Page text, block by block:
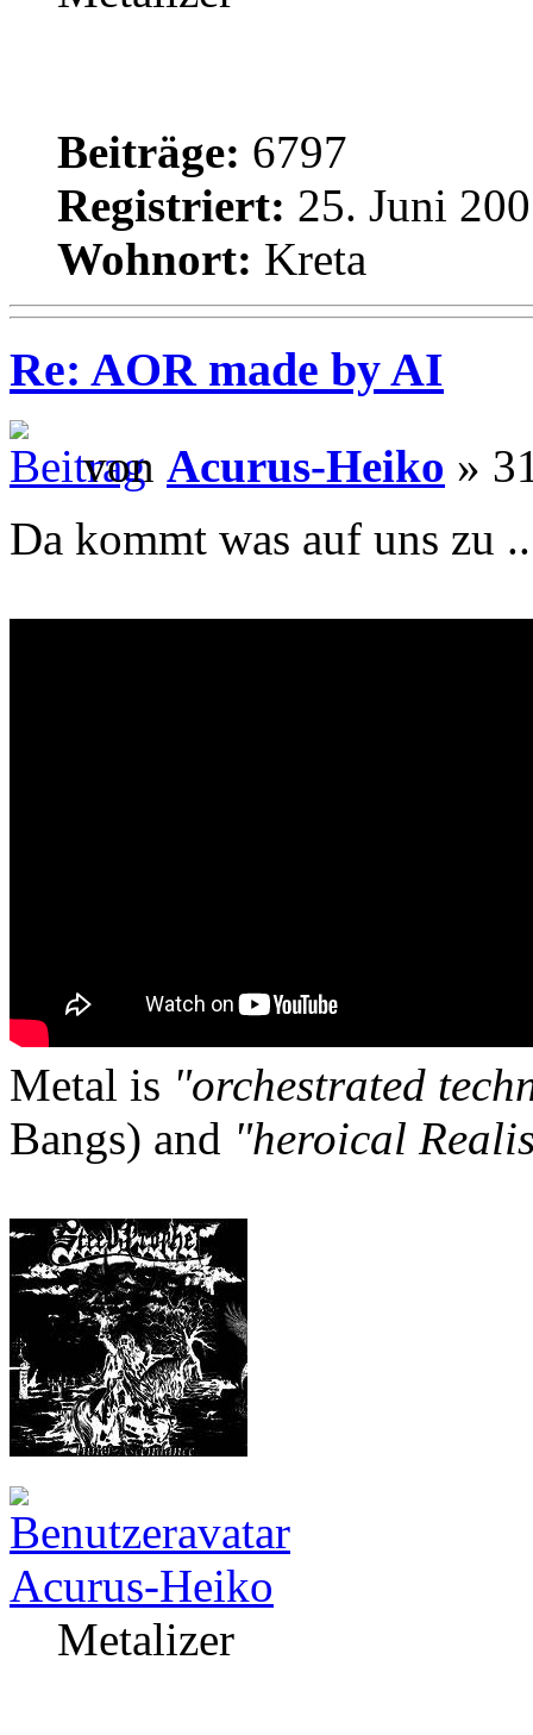
Beiträge: 6797
Registriert: 25. Juni
Wohnort: Kreta
Re: AOR made by AI
von Acurus-Heiko »
Da kommt was auf uns zu
Metal is "orchestrated
Bangs) and "heroical
Acurus-Heiko
Metalizer